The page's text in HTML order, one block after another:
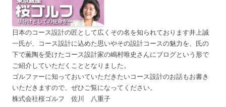
日本のコース設計の匠として広くその名を知られております井上誠
一氏が、コース設計に込めた思いやその設計コースの魅力を、氏の
下で薫陶を受けたコース設計家の嶋村唯史さんにブログという形で
ご紹介していただくこととなりました。
ゴルファーに知っておいていただきたいコース設計のお話もお書き
いただきますので、ぜひご覧になってください。
株式会社桜ゴルフ 佐川 八重子